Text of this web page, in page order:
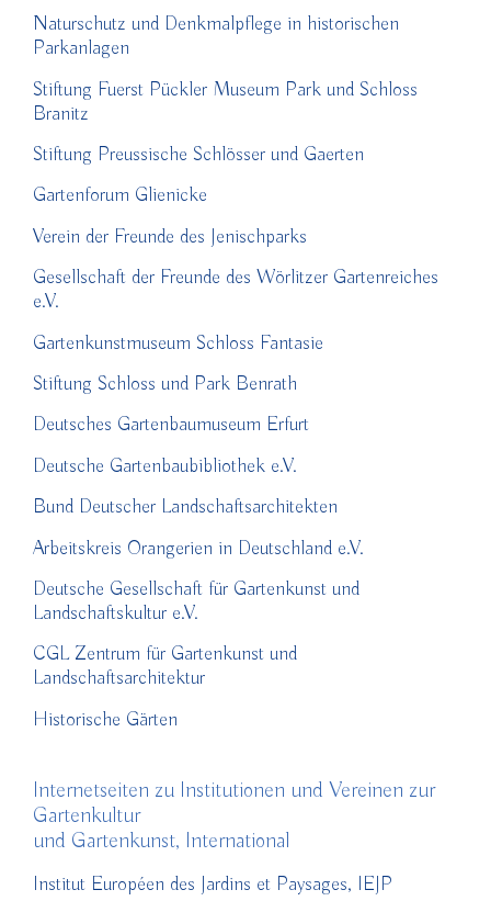
Naturschutz und Denkmalpflege in historischen
Parkanlagen
Stiftung Fuerst Pückler Museum Park und Schloss
Branitz
Stiftung Preussische Schlösser und Gaerten
Gartenforum Glienicke
Verein der Freunde des Jenischparks
Gesellschaft der Freunde des Wörlitzer Gartenreiches
e.V.
Gartenkunstmuseum Schloss Fantasie
Stiftung Schloss und Park Benrath
Deutsches Gartenbaumuseum Erfurt
Deutsche Gartenbaubibliothek e.V.
Bund Deutscher Landschaftsarchitekten
Arbeitskreis Orangerien in Deutschland e.V.
Deutsche Gesellschaft für Gartenkunst und
Landschaftskultur e.V.
CGL Zentrum für Gartenkunst und
Landschaftsarchitektur
Historische Gärten
Internetseiten zu Institutionen und Vereinen zur
Gartenkultur
und Gartenkunst, International
Institut Européen des Jardins et Paysages, IEJP